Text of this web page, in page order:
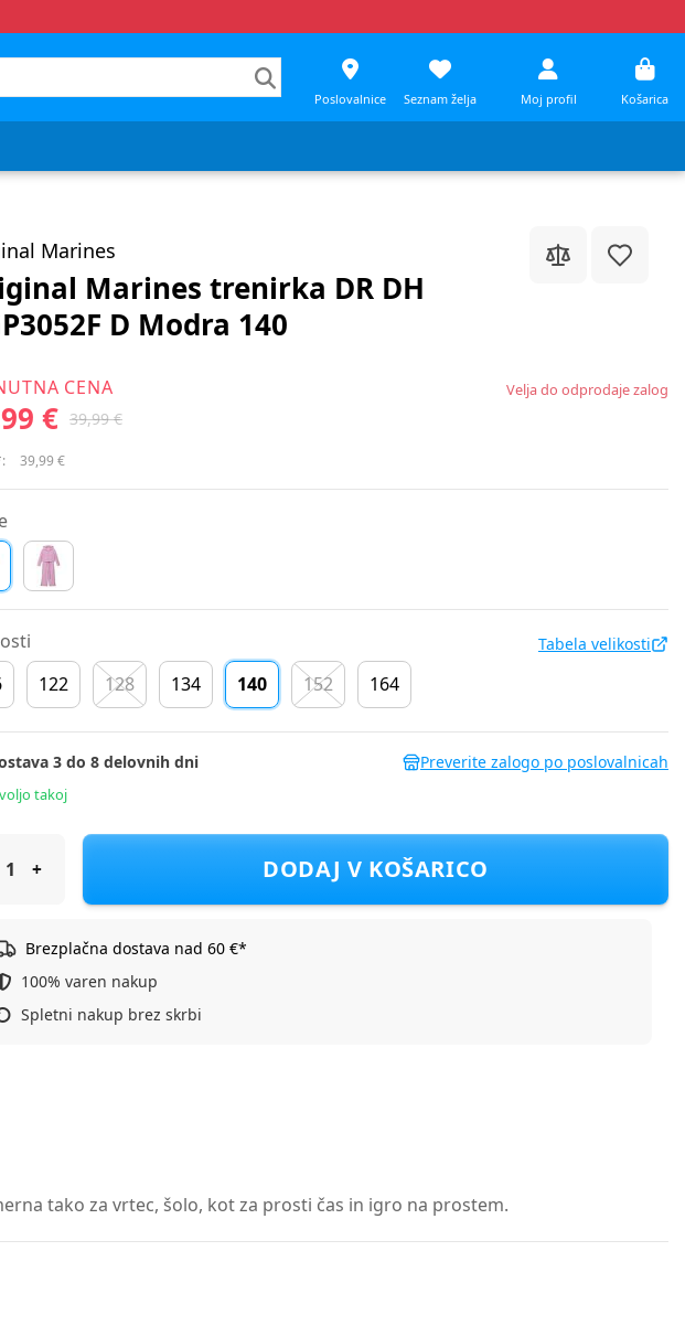
Poslovalnice Seznam želja Moj profil Košarica
Marines
Marines trenirka DR DH
D Modra 140
CENA
€ 39,99 €
Velja do odprodaje zalog
39,99 €
Tabela velikosti
122 128 134 140 152 164
3 do 8 delovnih dni Preverite zalogo po poslovalnicah
takoj
Marines trenirka DR DH DGP3052F D Modra 140
DODAJ V KOŠARICO
Brezplačna dostava nad 60 €*
100% varen nakup
Spletni nakup brez skrbi
tako za vrtec, šolo, kot za prosti čas in igro na prostem.